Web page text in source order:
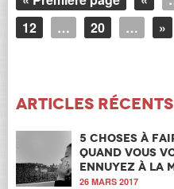
12
… 20 … »
Articles récents
5 choses à
quand vous
ennuyez à la
26 MARS 2017